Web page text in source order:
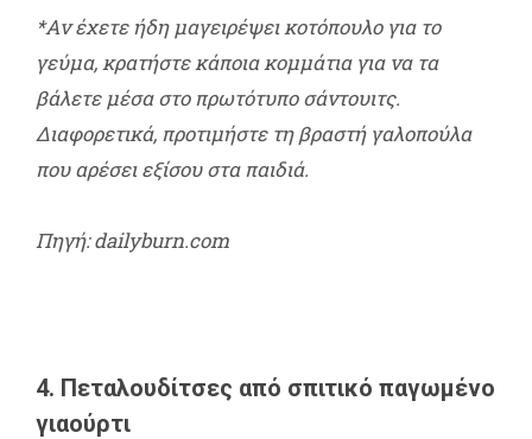
*Αν έχετε ήδη μαγειρέψει κοτόπουλο για το
γεύμα, κρατήστε κάποια κομμάτια για να τα
βάλετε μέσα στο πρωτότυπο σάντουιτς.
Διαφορετικά, προτιμήστε τη βραστή γαλοπούλα
που αρέσει εξίσου στα παιδιά.
Πηγή: dailyburn.com
4. Πεταλουδίτσες από σπιτικό παγωμένο
γιαούρτι